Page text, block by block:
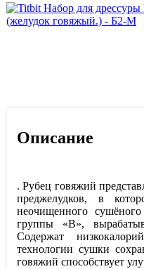
Описание
. Рубец говяжий
преджелудков, в
неочищенного
группы «В»,
Содержат
технологии сушки
говяжий способствует